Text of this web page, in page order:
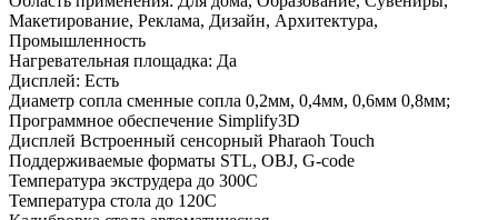
Макетирование, Реклама, Дизайн, Архитектура,
Промышленность
Нагревательная площадка: Да
Дисплей: Есть
Диаметр сопла сменные сопла 0,2мм, 0,4мм, 0,6мм 0,8мм;
Программное обеспечение Simplify3D
Дисплей Встроенный сенсорный Pharaoh Touch
Поддерживаемые форматы STL, OBJ, G-code
Температура экструдера до 300С
Температура стола до 120С